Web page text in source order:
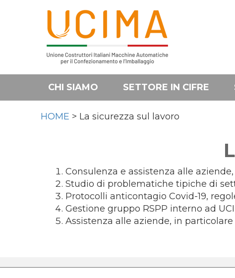
CHI SIAMO SETTORE IN CIFRE
HOME > La sicurezza sul lavoro
Consulenza e assistenza alle
Studio di problematiche tipiche di
Protocolli anticontagio Covid-19,
Gestione gruppo RSPP interno ad
Assistenza alle aziende, in